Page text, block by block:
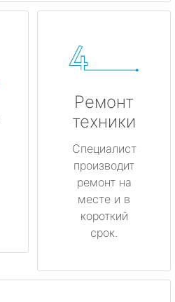
Ремонт
техники
Специалист
производит
ремонт на
месте и в
короткий
срок.